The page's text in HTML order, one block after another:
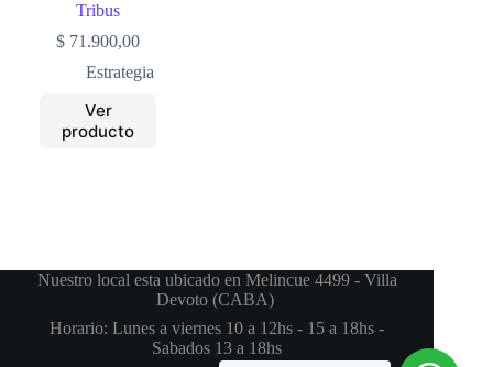
Tribus
$ 71.900,00
Estrategia
Ver
producto
Nuestro local esta ubicado en Melincue 4499 - Villa
Devoto (CABA)
Horario: Lunes a viernes 10 a 12hs - 15 a 18hs -
Sabados 13 a 18hs